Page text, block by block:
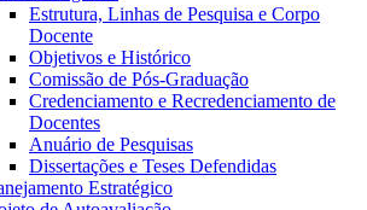
Estrutura, Linhas de Pesquisa e Corpo
Docente
Objetivos e Histórico
Comissão de Pós-Graduação
Credenciamento e Recredenciamento de
Docentes
Anuário de Pesquisas
Dissertações e Teses Defendidas
Estratégico